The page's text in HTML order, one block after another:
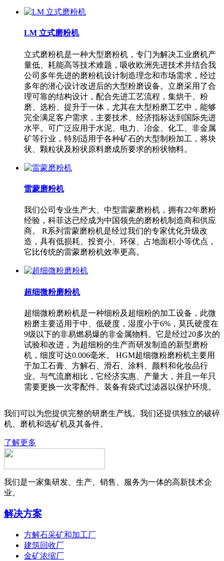
LM 立式磨粉机
立式磨粉机是一种大型磨粉机，专门为解决工业磨机产
量低、耗能高等技术难题，吸收欧洲先进技术并结合我
公司多年先进的磨粉机设计制造理念和市场需求，经过
多年的潜心设计改进后的大型粉磨设备。立磨采用了合
理可靠的结构设计，配合先进工艺流程，集烘干、粉
磨、选粉、提升于一体，尤其在大型粉磨工艺中，能够
完全满足客户需求，主要技术、经济指标达到国际先进
水平。可广泛应用于水泥、电力、冶金、化工、非金属
矿等行业，特别适用于各种矿石的大型制粉加工，将块
状、颗粒状及粉状原料磨成所要求的粉状物料。
雷蒙磨粉机
我们公司专业生产大、中型雷蒙磨粉机，拥有22年磨粉
经验，科菲达已经成为中国领先的磨粉机制造商和供应
商。 R系列雷蒙磨粉机是经过我们的专家优化升级改
造，具有低损耗、投资小、环保、占地面积小等优点，
它比传统的雷蒙磨粉机效率更高。
超细微粉磨粉机
超细微粉磨粉机是一种细粉及超细粉的加工设备，此微
粉磨主要适用于中、低硬度，湿度小于6%，莫氏硬度在
9级以下的非易燃易爆的非金属物料。它是经过20多次的
试验和改进，为超细粉的生产而研发制造的新型磨粉
机，细度可达0.006毫米。 HGM超细微粉磨粉机主要用
于加工石膏、方解石、滑石、涂料、颜料和化妆品行
业。与气流磨相比，它经济实惠、产量大，并且一年只
需要更换一次零配件。装备有袋式过滤器以保护环境。
我们可以为您提供完整的研磨生产线。我们还提供独立的破碎
机、磨机和选矿机及其备件。
了解更多
我们是一家集研发、生产、销售、服务为一体的高新技术企
业。
解决方案
方解石采矿和加工厂
建筑回收厂
金矿浓缩厂